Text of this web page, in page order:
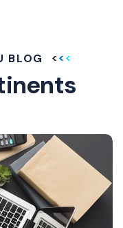
BLOG